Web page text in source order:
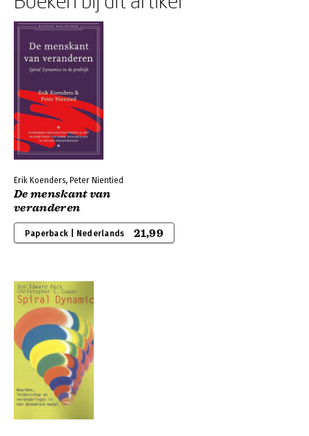
Erik Koenders, Peter Nientied
De menskant van
veranderen
Paperback | Nederlands 21,99